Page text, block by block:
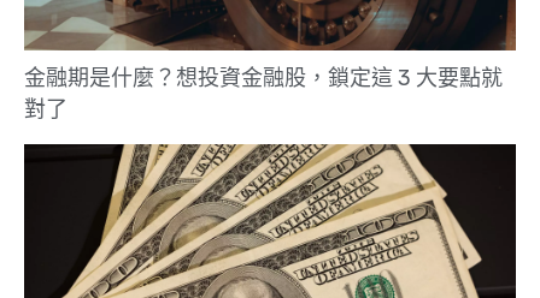
金融期是什麼？想投資金融股，鎖定這 3 大要點就
對了